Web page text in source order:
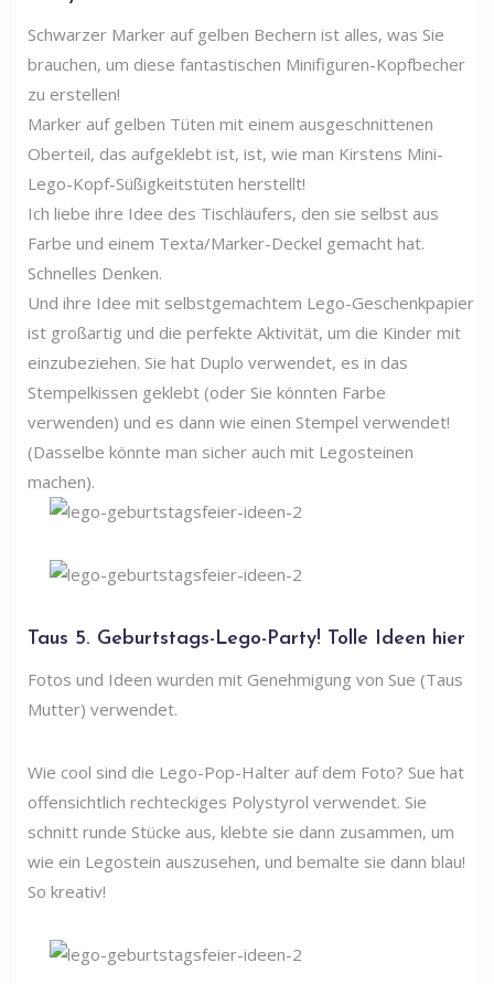
Schwarzer Marker auf gelben Bechern ist alles, was Sie
brauchen, um diese fantastischen Minifiguren-Kopfbecher
zu erstellen!
Marker auf gelben Tüten mit einem ausgeschnittenen
Oberteil, das aufgeklebt ist, ist, wie man Kirstens Mini-
Lego-Kopf-Süßigkeitstüten herstellt!
Ich liebe ihre Idee des Tischläufers, den sie selbst aus
Farbe und einem Texta/Marker-Deckel gemacht hat.
Schnelles Denken.
Und ihre Idee mit selbstgemachtem Lego-Geschenkpapier
ist großartig und die perfekte Aktivität, um die Kinder mit
einzubeziehen. Sie hat Duplo verwendet, es in das
Stempelkissen geklebt (oder Sie könnten Farbe
verwenden) und es dann wie einen Stempel verwendet!
(Dasselbe könnte man sicher auch mit Legosteinen
machen).
Taus 5. Geburtstags-Lego-Party! Tolle Ideen hier
Fotos und Ideen wurden mit Genehmigung von Sue (Taus
Mutter) verwendet.
Wie cool sind die Lego-Pop-Halter auf dem Foto? Sue hat
offensichtlich rechteckiges Polystyrol verwendet. Sie
schnitt runde Stücke aus, klebte sie dann zusammen, um
wie ein Legostein auszusehen, und bemalte sie dann blau!
So kreativ!